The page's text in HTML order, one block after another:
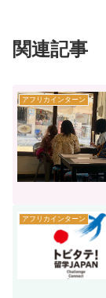
関連記事
アフリカインターン
アフリカインターン